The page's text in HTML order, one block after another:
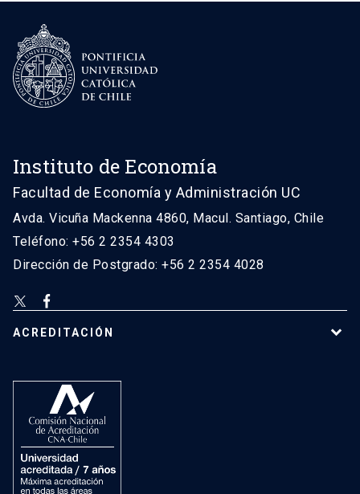
Instituto de Economía
Facultad de Economía y Administración UC
Avda. Vicuña Mackenna 4860, Macul. Santiago, Chile
Teléfono: +56 2 2354 4303
Dirección de Postgrado: +56 2 2354 4028
ACREDITACIÓN